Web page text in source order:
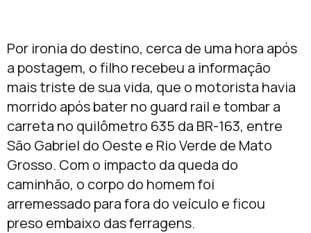
Por ironia do destino, cerca de uma hora após
a postagem, o filho recebeu a informação
mais triste de sua vida, que o motorista havia
morrido após bater no guard rail e tombar a
carreta no quilômetro 635 da BR-163, entre
São Gabriel do Oeste e Rio Verde de Mato
Grosso. Com o impacto da queda do
caminhão, o corpo do homem foi
arremessado para fora do veículo e ficou
preso embaixo das ferragens.